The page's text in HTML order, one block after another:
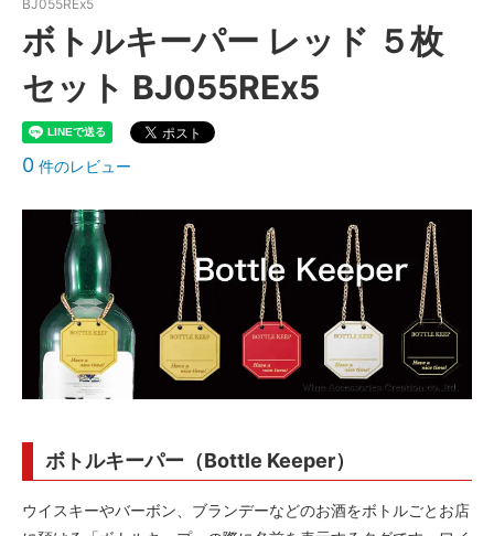
BJ055REx5
ボトルキーパー レッド ５枚
セット BJ055REx5
0 件のレビュー
ボトルキーパー（Bottle Keeper）
ウイスキーやバーボン、ブランデーなどのお酒をボトルごとお店